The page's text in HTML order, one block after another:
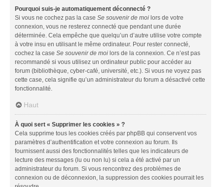
Pourquoi suis-je automatiquement déconnecté ?
Si vous ne cochez pas la case Se souvenir de moi lors de votre
connexion, vous ne resterez connecté que pendant une durée
déterminée. Cela empêche que quelqu’un d’autre utilise votre compte
à votre insu en utilisant le même ordinateur. Pour rester connecté,
cochez la case Se souvenir de moi lors de la connexion. Ce n’est pas
recommandé si vous utilisez un ordinateur public pour accéder au
forum (bibliothèque, cyber-café, université, etc.). Si vous ne voyez pas
cette case, cela signifie qu’un administrateur du forum a désactivé cette
fonctionnalité.
Haut
À quoi sert « Supprimer les cookies » ?
Cela supprime tous les cookies créés par phpBB qui conservent vos
paramètres d’authentification et votre connexion au forum. Ils
fournissent aussi des fonctionnalités telles que les indicateurs de
lecture des messages (lu ou non lu) si cela a été activé par un
administrateur du forum. Si vous rencontrez des problèmes de
connexion ou de déconnexion, la suppression des cookies pourrait les